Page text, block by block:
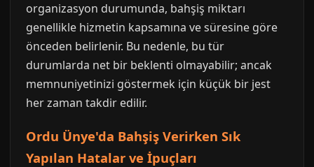
organizasyon durumunda, bahşiş miktarı
genellikle hizmetin kapsamına ve süresine göre
önceden belirlenir. Bu nedenle, bu tür
durumlarda net bir beklenti olmayabilir; ancak
memnuniyetinizi göstermek için küçük bir jest
her zaman takdir edilir.
Ordu Ünye'da Bahşiş Verirken Sık
Yapılan Hatalar ve İpuçları